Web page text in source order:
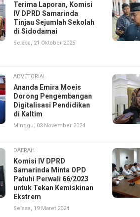
Terima Laporan, Komisi
IV DPRD Samarinda
Tinjau Sejumlah Sekolah
di Sidodamai
Selasa, 21 Oktober 2025
ADVETORIAL
Ananda Emira Moeis
Dorong Pengembangan
Digitalisasi Pendidikan
di Kaltim
Minggu, 03 November 2024
DAERAH
Komisi IV DPRD
Samarinda Minta OPD
Patuhi Perwali 66/2023
untuk Tekan Kemiskinan
Ekstrem
Selasa, 19 Maret 2024